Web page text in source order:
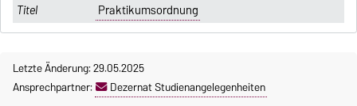
Praktikumsordnung
Letzte Änderung: 29.05.2025
Ansprechpartner:
Dezernat Studienangelegenheiten